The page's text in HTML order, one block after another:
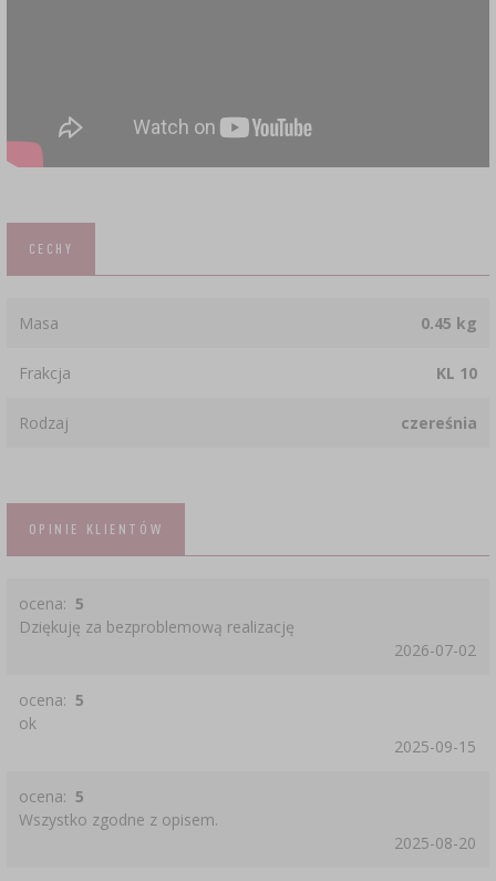
CECHY
Masa 0.45 kg
Frakcja KL 10
Rodzaj czereśnia
OPINIE KLIENTÓW
ocena: 5
Dziękuję za bezproblemową realizację
2026-07-02
ocena: 5
ok
2025-09-15
ocena: 5
Wszystko zgodne z opisem.
2025-08-20